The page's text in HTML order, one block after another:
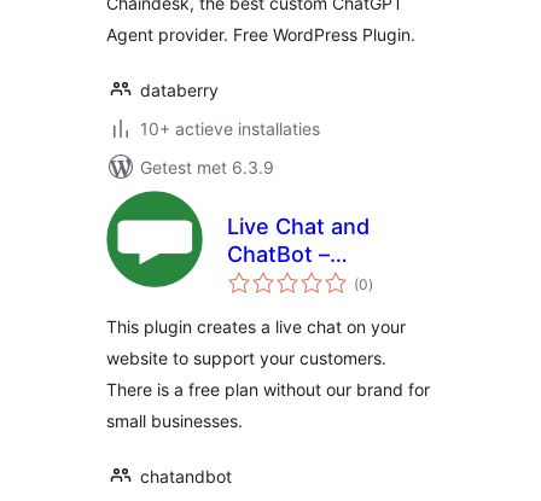
Agent provider. Free WordPress Plugin.
databerry
10+ actieve installaties
Getest met 6.3.9
Live Chat and
ChatBot –
ChatAndBot (0totaal
waarderingen
)
This plugin creates a live chat on your
website to support your customers.
There is a free plan without our brand for
small businesses.
chatandbot